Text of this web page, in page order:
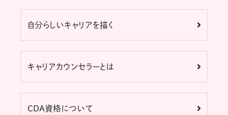
自分らしいキャリアを描く
キャリアカウンセラーとは
CDA資格について